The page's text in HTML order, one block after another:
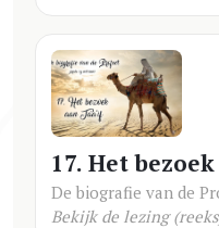
17. Het
De biografie van de
Bekijk de lezing